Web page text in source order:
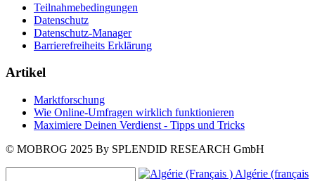
Teilnahmebedingungen
Datenschutz
Datenschutz-Manager
Barrierefreiheits Erklärung
Artikel
Marktforschung
Wie Online-Umfragen wirklich funktionieren
Maximiere Deinen Verdienst - Tipps und Tricks
© MOBROG 2025 By SPLENDID RESEARCH GmbH
Algérie (français